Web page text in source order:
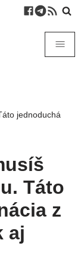
jednoduchá
Táto
z
aj